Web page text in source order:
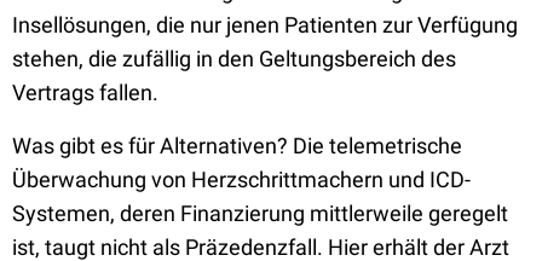
Insellösungen, die nur jenen Patienten zur Verfügung
stehen, die zufällig in den Geltungsbereich des
Vertrags fallen.
Was gibt es für Alternativen? Die telemetrische
Überwachung von Herzschrittmachern und ICD-
Systemen, deren Finanzierung mittlerweile geregelt
ist, taugt nicht als Präzedenzfall. Hier erhält der Arzt